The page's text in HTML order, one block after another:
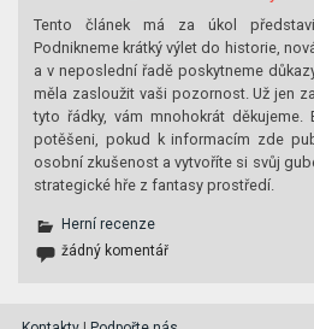
Tento článek má za úkol
Podnikneme krátký výlet do historie,
a v neposlední řadě poskytneme
měla zasloužit vaši pozornost. Už jen
tyto řádky, vám mnohokrát děkujeme.
potěšeni, pokud k informacím zde
osobní zkušenost a vytvoříte si svůj
strategické hře z fantasy prostředí.
Herní recenze
žádný komentář